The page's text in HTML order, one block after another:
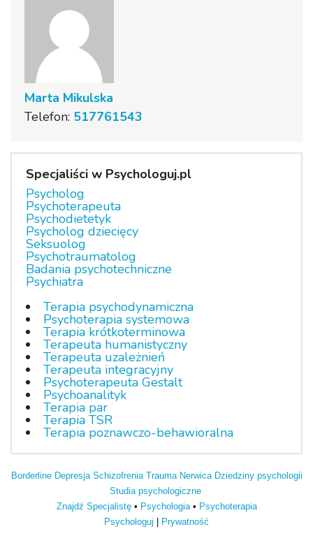
Marta Mikulska
Telefon: 517761543
Specjaliści w Psychologuj.pl
Psycholog
Psychoterapeuta
Psychodietetyk
Psycholog dziecięcy
Seksuolog
Psychotraumatolog
Badania psychotechniczne
Psychiatra
Terapia psychodynamiczna
Psychoterapia systemowa
Terapia krótkoterminowa
Terapeuta humanistyczny
Terapeuta uzależnień
Terapeuta integracyjny
Psychoterapeuta Gestalt
Psychoanalityk
Terapia par
Terapia TSR
Terapia poznawczo-behawioralna
Borderline Depresja Schizofrenia Trauma Nerwica Dziedziny psychologii
Studia psychologiczne
Znajdź Specjalistę• Psychologia• Psychoterapia
Psychologuj
Prywatność